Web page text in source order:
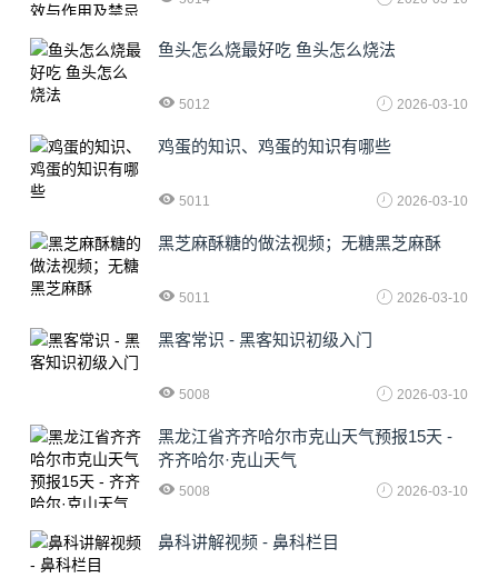
鱼头怎么烧最好吃 鱼头怎么烧法
5012 2026-03-10
鸡蛋的知识、鸡蛋的知识有哪些
5011 2026-03-10
黑芝麻酥糖的做法视频；无糖黑芝麻酥
5011 2026-03-10
黑客常识 - 黑客知识初级入门
5008 2026-03-10
黑龙江省齐齐哈尔市克山天气预报15天 -
齐齐哈尔·克山天气
5008 2026-03-10
鼻科讲解视频 - 鼻科栏目